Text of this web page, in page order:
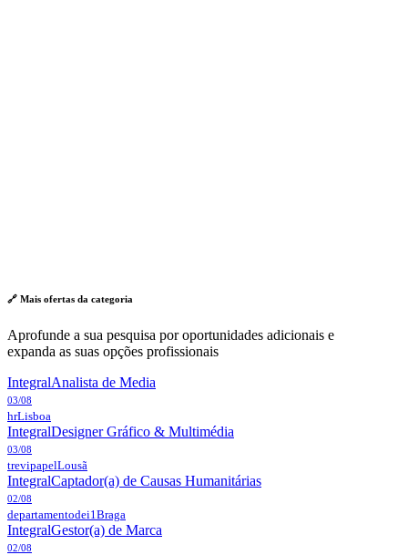
🔗 Mais ofertas da categoria
Aprofunde a sua pesquisa por oportunidades adicionais e
expanda as suas opções profissionais
IntegralAnalista de Media
03/08
hrLisboa
IntegralDesigner Gráfico & Multimédia
03/08
trevipapelLousã
IntegralCaptador(a) de Causas Humanitárias
02/08
departamentodei1 Braga
IntegralGestor(a) de Marca
02/08